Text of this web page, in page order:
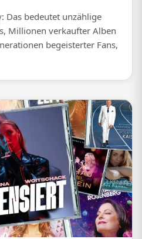
Das bedeutet unzählige
Millionen verkaufter Alben
begeisterter Fans,